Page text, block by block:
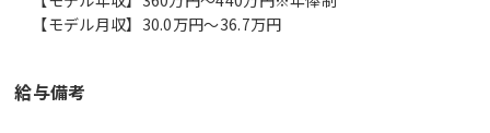
【モデル月収】30.0万円〜36.7万円
給与備考